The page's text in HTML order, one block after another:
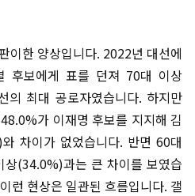
이한 양상입니다. 2022년 대선에
후보에게 표를 던져 70대 이상
최대 공로자였습니다. 하지만
가 이재명 후보를 지지해 김
차이가 없었습니다. 반면 60대
(34.0%)과는 큰 차이를 보였습
런 현상은 일관된 흐름입니다. 갤